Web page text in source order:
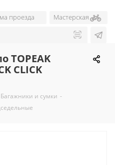
проезда Мастерская
TOPEAK
CLICK
Багажники и сумки -